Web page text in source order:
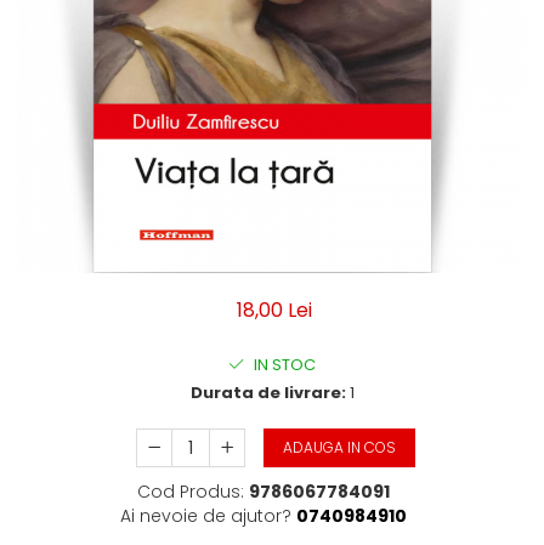
Universala
Non-fictiune
Memorii, biografii si jurnale
18,00 Lei
IN STOC
Durata de livrare:1
ADAUGA IN COS
Cod Produs: 9786067784091
Ai nevoie de ajutor? 0740984910